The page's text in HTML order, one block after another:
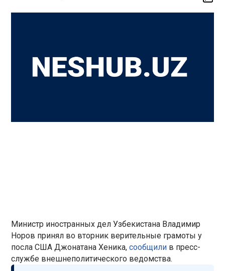
Министр иностранных дел Узбекистана Владимир
Норов принял во вторник верительные грамоты у
посла США Джонатана Хеника,сообщили в пресс-
службе внешнеполитического ведомства.